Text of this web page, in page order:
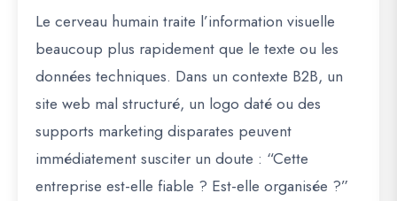
Le cerveau humain traite l’information visuelle
beaucoup plus rapidement que le texte ou les
données techniques. Dans un contexte B2B, un
site web mal structuré, un logo daté ou des
supports marketing disparates peuvent
immédiatementsusciter un doute : “Cette
entreprise est-elle fiable ? Est-elle organisée ?”